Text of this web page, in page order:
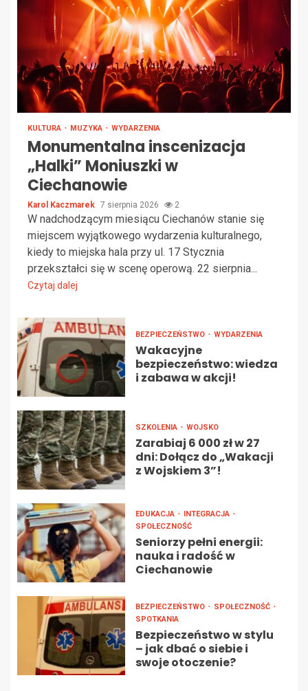
KULTURA MUZYKA WYDARZENIA
Monumentalna inscenizacja
„Halki” Moniuszki w
Ciechanowie
Karol Kaczmarek 7 sierpnia 2026 2
W nadchodzącym miesiącu Ciechanów stanie się
miejscem wyjątkowego wydarzenia kulturalnego,
kiedy to miejska hala przy ul. 17 Stycznia
przekształci się w scenę operową. 22 sierpnia...
Czytaj dalej
BEZPIECZEŃSTWO WYDARZENIA
Wakacyjne
bezpieczeństwo: wiedza
i zabawa w akcji!
SZKOLENIA WOJSKO
Zarabiaj 6 000 zł w 27
dni: Dołącz do „Wakacji
z Wojskiem 3”!
EDUKACJA
INTEGRACJA
SPOŁECZNOŚĆ
Seniorzy pełni energii:
nauka i radość w
Ciechanowie
BEZPIECZEŃSTWO
SPOŁECZNOŚĆ
SPOTKANIA
Bezpieczeństwo w stylu
– jak dbać o siebie i
swoje otoczenie?